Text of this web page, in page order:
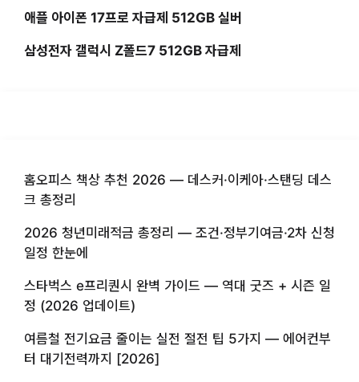
애플 아이폰 17프로 자급제 512GB 실버
삼성전자 갤럭시 Z폴드7 512GB 자급제
홈오피스 책상 추천 2026 — 데스커·이케아·스탠딩 데스
크 총정리
2026 청년미래적금 총정리 — 조건·정부기여금·2차 신청
일정 한눈에
스타벅스 e프리퀀시 완벽 가이드 — 역대 굿즈 + 시즌 일
정 (2026 업데이트)
여름철 전기요금 줄이는 실전 절전 팁 5가지 — 에어컨부
터 대기전력까지 [2026]